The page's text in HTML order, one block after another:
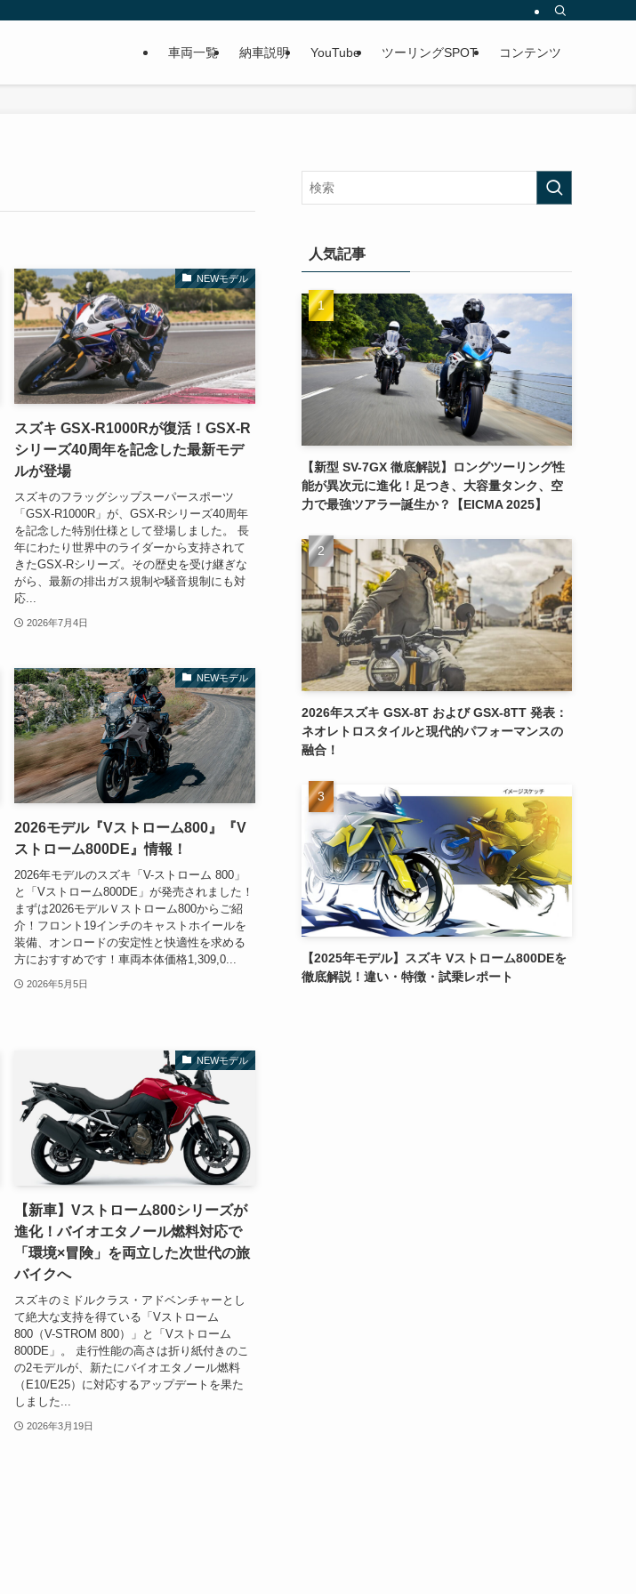
車両一覧 納車説明 YouTube ツーリングSPOT コンテンツ
NEWモデル
スズキ GSX-R1000Rが復活！GSX-R
シリーズ40周年を記念した最新モデ
ルが登場
スズキのフラッグシップスーパースポーツ
「GSX-R1000R」が、GSX-Rシリーズ40周年
を記念した特別仕様として登場しました。 長
年にわたり世界中のライダーから支持されて
きたGSX-Rシリーズ。その歴史を受け継ぎな
がら、最新の排出ガス規制や騒音規制にも対
応...
2026年7月4日
NEWモデル
2026モデル『Vストローム800』『V
ストローム800DE』情報！
2026年モデルのスズキ「V-ストローム 800」
と「Vストローム800DE」が発売されました！
まずは2026モデルＶストローム800からご紹
介！フロント19インチのキャストホイールを
装備、オンロードの安定性と快適性を求める
方におすすめです！車両本体価格1,309,0...
2026年5月5日
NEWモデル
【新車】Vストローム800シリーズが
進化！バイオエタノール燃料対応で
「環境×冒険」を両立した次世代の旅
バイクへ
スズキのミドルクラス・アドベンチャーとし
て絶大な支持を得ている「Vストローム
800（V-STROM 800）」と「Vストローム
800DE」。 走行性能の高さは折り紙付きのこ
の2モデルが、新たにバイオエタノール燃料
（E10/E25）に対応するアップデートを果た
しました...
2026年3月19日
人気記事
【新型 SV-7GX 徹底解説】ロングツーリング性
能が異次元に進化！足つき、大容量タンク、空
力で最強ツアラー誕生か？【EICMA 2025】
2026年スズキ GSX-8T および GSX-8TT 発表：
ネオレトロスタイルと現代的パフォーマンスの
融合！
【2025年モデル】スズキ Vストローム800DEを
徹底解説！違い・特徴・試乗レポート